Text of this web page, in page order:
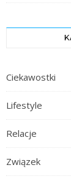
Ciekawostki
Lifestyle
Relacje
Związek